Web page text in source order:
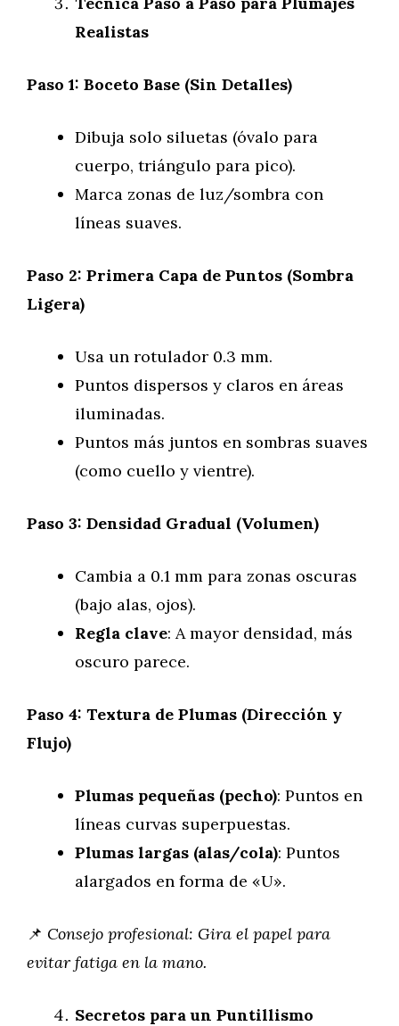
Realistas
Paso 1: Boceto Base (Sin Detalles)
Dibuja solo siluetas (óvalo para
cuerpo, triángulo para pico).
Marca zonas de luz/sombra con
líneas suaves.
Paso 2: Primera Capa de Puntos (Sombra
Ligera)
Usa un rotulador 0.3 mm.
Puntos dispersos y claros en áreas
iluminadas.
Puntos más juntos en sombras suaves
(como cuello y vientre).
Paso 3: Densidad Gradual (Volumen)
Cambia a 0.1 mm para zonas oscuras
(bajo alas, ojos).
Regla clave: A mayor densidad, más
oscuro parece.
Paso 4: Textura de Plumas (Dirección y
Flujo)
Plumas pequeñas (pecho): Puntos en
líneas curvas superpuestas.
Plumas largas (alas/cola): Puntos
alargados en forma de «U».
📌 Consejo profesional: Gira el papel para
evitar fatiga en la mano.
Secretos para un Puntillismo